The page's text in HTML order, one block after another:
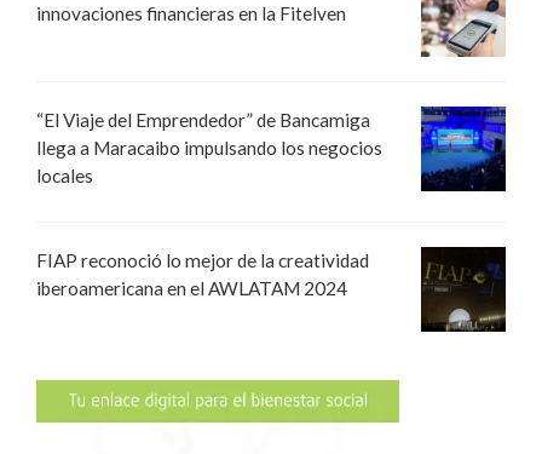
innovaciones financieras en la Fitelven
“El Viaje del Emprendedor” de Bancamiga
llega a Maracaibo impulsando los negocios
locales
FIAP reconoció lo mejor de la creatividad
iberoamericana en el AWLATAM 2024